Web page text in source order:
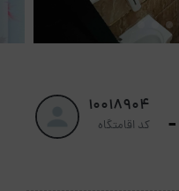
صادقیه یاس مبله 4 -
10018904
کد اقامتگاه